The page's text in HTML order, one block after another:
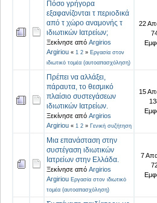
Πόσο γρήγορα
εξαφανίζονται τ περιοδικά
από τ χώρο αναμονής τ
ιδιωτικών Ιατρείων;
Ξεκίνησε από Argirios
Argiriou « 1 2 » Εργασία στον
ιδιωτικό τομέα (αυτοαπασχόληση)
22
Πρέπει να αλλάξει,
πάραυτα, το θεσμικό
πλαίσιο συστεγάσεων
ιδιωτικών Ιατρείων.
Ξεκίνησε από Argirios
Argiriou « 1 2 » Γενική συζήτηση
15
Μια επανάσταση στην
συστέγαση ιδιωτικών
Ιατρείων στην Ελλάδα.
Ξεκίνησε από Argirios
Argiriou Εργασία στον ιδιωτικό
τομέα (αυτοαπασχόληση)
7